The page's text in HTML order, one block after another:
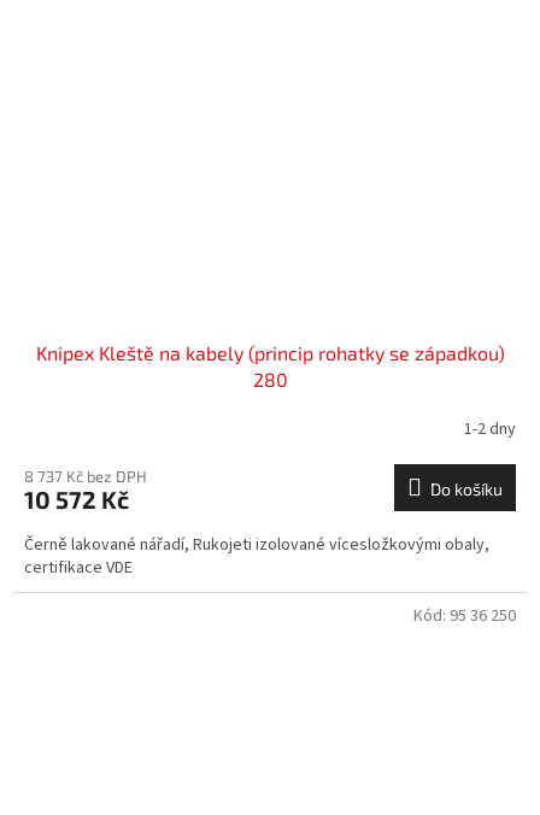
Knipex Kleště na kabely (princip rohatky se západkou)
280
1-2 dny
8 737 Kč bez DPH
10 572 Kč Do košíku
Černě lakované nářadí, Rukojeti izolované vícesložkovými obaly,
certifikace VDE
Kód: 95 36 250